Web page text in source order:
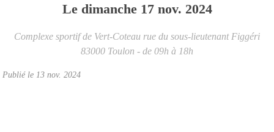
Le dimanche 17 nov. 2024
Complexe sportif de Vert-Coteau rue du sous-lieutenant Figgéri
83000 Toulon - de 09h à 18h
Publié le 13 nov. 2024